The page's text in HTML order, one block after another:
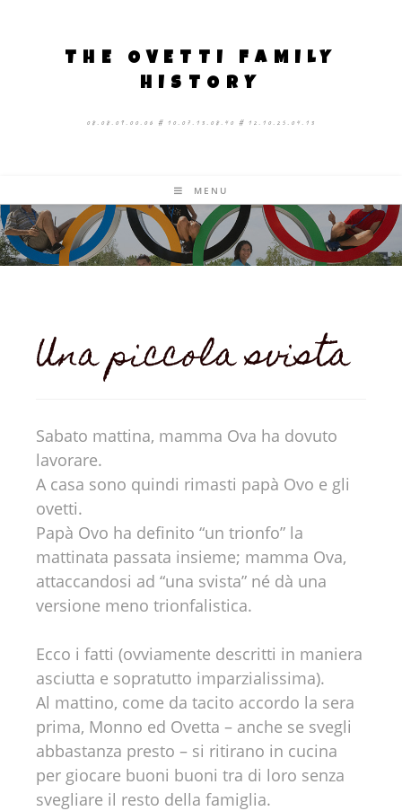
THE OVETTI FAMILY
HISTORY
08.08.09.00.06 # 10.07.13.08.40 # 12.10.25.04.13
MENU
Una piccola svista
Sabato mattina, mamma Ova ha dovuto
lavorare.
A casa sono quindi rimasti papà Ovo e gli
ovetti.
Papà Ovo ha definito “un trionfo” la
mattinata passata insieme; mamma Ova,
attaccandosi ad “una svista” né dà una
versione meno trionfalistica.
Ecco i fatti (ovviamente descritti in maniera
asciutta e sopratutto imparzialissima).
Al mattino, come da tacito accordo la sera
prima, Monno ed Ovetta – anche se svegli
abbastanza presto – si ritirano in cucina
per giocare buoni buoni tra di loro senza
svegliare il resto della famiglia.